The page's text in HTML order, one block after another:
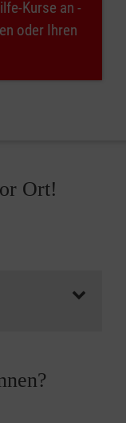
Kurse an -
oder Ihren
Ort!